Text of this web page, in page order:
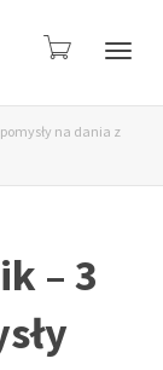
na dania z
– 3